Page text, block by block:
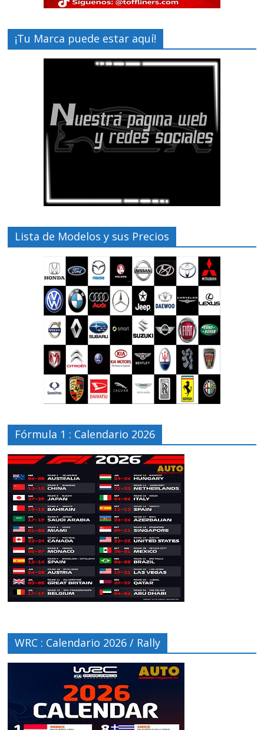
¡Tu Marca puede estar aquí!
Lista de Modelos y sus Precios
Fórmula 1 : Calendario 2026
WRC : Calendario 2026 / Rally